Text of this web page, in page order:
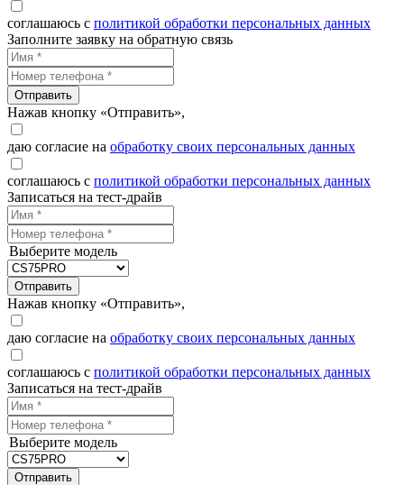
соглашаюсь с политикой обработки персональных данных
Заполните заявку на обратную связь
Отправить
Нажав кнопку «Отправить»,
даю согласие на обработку своих персональных данных
соглашаюсь с политикой обработки персональных данных
Записаться на тест-драйв
Выберите модель
Отправить
Нажав кнопку «Отправить»,
даю согласие на обработку своих персональных данных
соглашаюсь с политикой обработки персональных данных
Записаться на тест-драйв
Выберите модель
Отправить